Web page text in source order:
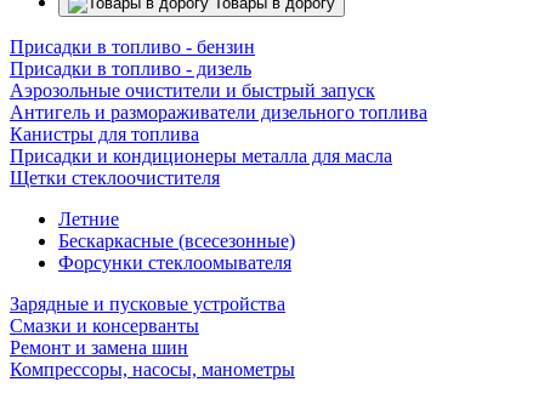
Присадки в топливо - бензин
Присадки в топливо - дизель
Аэрозольные очистители и быстрый запуск
Антигель и размораживатели дизельного топлива
Канистры для топлива
Присадки и кондиционеры металла для масла
Щетки стеклоочистителя
Летние
Бескаркасные (всесезонные)
Форсунки стеклоомывателя
Зарядные и пусковые устройства
Смазки и консерванты
Ремонт и замена шин
Компрессоры, насосы, манометры